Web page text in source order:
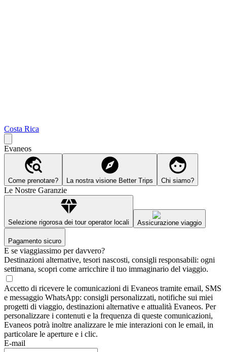
Costa Rica
Evaneos
Come prenotare? La nostra visione Better Trips Chi siamo?
Le Nostre Garanzie
Selezione rigorosa dei tour operator locali Assicurazione viaggio
Pagamento sicuro
E se viaggiassimo per davvero?
Destinazioni alternative, tesori nascosti, consigli responsabili: ogni
settimana, scopri come arricchire il tuo immaginario del viaggio.
Accetto di ricevere le comunicazioni di Evaneos tramite email, SMS
e messaggio WhatsApp: consigli personalizzati, notifiche sui miei
progetti di viaggio, destinazioni alternative e attualità Evaneos. Per
personalizzare i contenuti e la frequenza di queste comunicazioni,
Evaneos potrà inoltre analizzare le mie interazioni con le email, in
particolare le aperture e i clic.
E-mail